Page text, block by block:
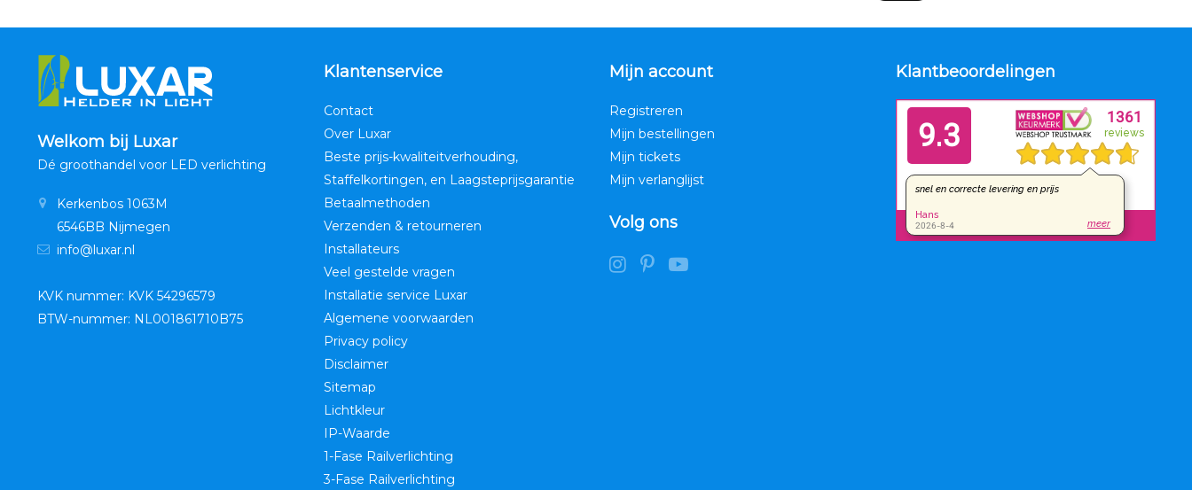
Welkom bij Luxar
Dé groothandel voor LED verlichting
Kerkenbos 1063M
6546BB Nijmegen
info@luxar.nl
KVK nummer: KVK 54296579
BTW-nummer: NL001861710B75
Klantenservice
Contact
Over Luxar
Beste prijs-kwaliteitverhouding,
Staffelkortingen, en Laagsteprijsgarantie
Betaalmethoden
Verzenden & retourneren
Installateurs
Veel gestelde vragen
Installatie service Luxar
Algemene voorwaarden
Privacy policy
Disclaimer
Sitemap
Lichtkleur
IP-Waarde
1-Fase Railverlichting
3-Fase Railverlichting
Mijn account
Registreren
Mijn bestellingen
Mijn tickets
Mijn verlanglijst
Volg ons
Klantbeoordelingen